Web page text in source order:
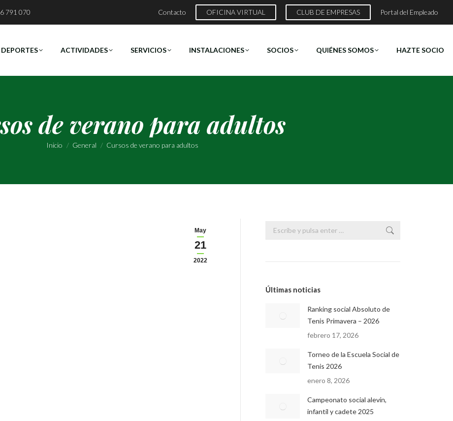
791 070 Contacto OFICINA VIRTUAL CLUB DE EMPRESAS Portal del Empleado
DEPORTES ACTIVIDADES SERVICIOS INSTALACIONES SOCIOS QUIÉNES SOMOS HAZTE SOCIO
de verano para adultos
Estás aquí:
Inicio General Cursos de verano para adultos
May
21
2022
Buscar:
Últimas noticias
Ranking social Absoluto de
Tenis Primavera – 2026
febrero 17, 2026
Torneo de la Escuela Social de
Tenis 2026
enero 8, 2026
Campeonato social alevín,
infantil y cadete 2025